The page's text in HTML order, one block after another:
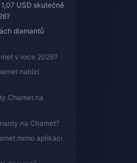
USD skutečně
diamantů
v roce 2026?
nabízí
Chamet na
na Chamet?
mimo aplikaci